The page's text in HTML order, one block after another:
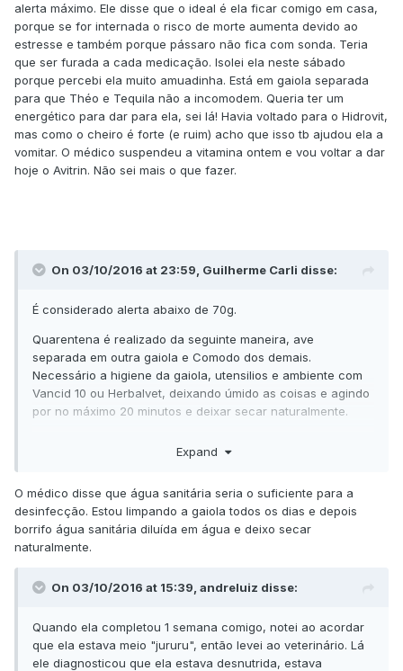
alerta máximo. Ele disse que o ideal é ela ficar comigo em casa,
porque se for internada o risco de morte aumenta devido ao
estresse e também porque pássaro não fica com sonda. Teria
que ser furada a cada medicação. Isolei ela neste sábado
porque percebi ela muito amuadinha. Está em gaiola separada
para que Théo e Tequila não a incomodem. Queria ter um
energético para dar para ela, sei lá! Havia voltado para o Hidrovit,
mas como o cheiro é forte (e ruim) acho que isso tb ajudou ela a
vomitar. O médico suspendeu a vitamina ontem e vou voltar a dar
hoje o Avitrin. Não sei mais o que fazer.
On 03/10/2016 at 23:59, Guilherme Carli disse:
É considerado alerta abaixo de 70g.
Quarentena é realizado da seguinte maneira, ave
separada em outra gaiola e Comodo dos demais.
Necessário a higiene da gaiola, utensilios e ambiente com
Vancid 10 ou Herbalvet, deixando úmido as coisas e agindo
por no máximo 20 minutos e deixar secar naturalmente.
Expand
O médico disse que água sanitária seria o suficiente para a
desinfecção. Estou limpando a gaiola todos os dias e depois
borrifo água sanitária diluída em água e deixo secar
naturalmente.
On 03/10/2016 at 15:39, andreluiz disse:
Quando ela completou 1 semana comigo, notei ao acordar
que ela estava meio "jururu", então levei ao veterinário. Lá
ele diagnosticou que ela estava desnutrida, estava